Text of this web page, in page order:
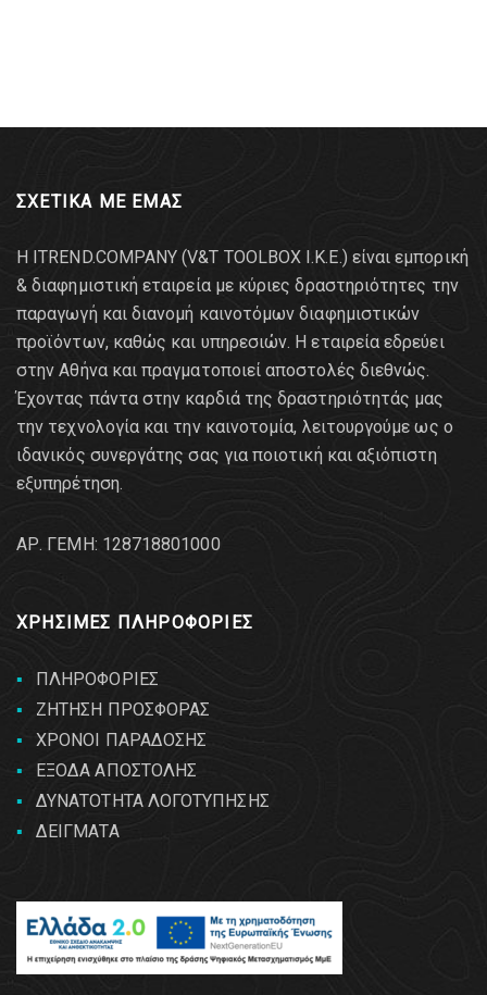
ΣΧΕΤΙΚΑ ΜΕ ΕΜΑΣ
Η ITREND.COMPANY (V&T TOOLBOX Ι.Κ.Ε.) είναι εμπορική
& διαφημιστική εταιρεία με κύριες δραστηριότητες την
παραγωγή και διανομή καινοτόμων διαφημιστικών
προϊόντων, καθώς και υπηρεσιών. Η εταιρεία εδρεύει
στην Αθήνα και πραγματοποιεί αποστολές διεθνώς.
Έχοντας πάντα στην καρδιά της δραστηριότητάς μας
την τεχνολογία και την καινοτομία, λειτουργούμε ως ο
ιδανικός συνεργάτης σας για ποιοτική και αξιόπιστη
εξυπηρέτηση.
AΡ. ΓΕΜΗ: 128718801000
ΧΡΗΣΙΜΕΣ ΠΛΗΡΟΦΟΡΙΕΣ
ΠΛΗΡΟΦΟΡΙΕΣ
ΖΗΤΗΣΗ ΠΡΟΣΦΟΡΑΣ
ΧΡΟΝΟΙ ΠΑΡΑΔΟΣΗΣ
ΕΞΟΔΑ ΑΠΟΣΤΟΛΗΣ
ΔΥΝΑΤΟΤΗΤΑ ΛΟΓΟΤΥΠΗΣΗΣ
ΔΕΙΓΜΑΤΑ